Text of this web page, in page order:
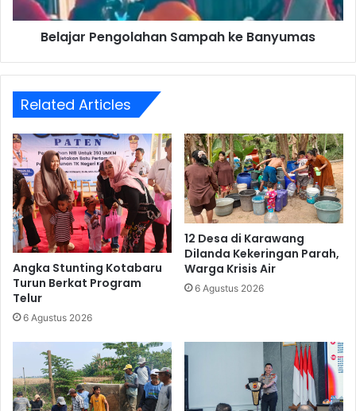
Belajar Pengolahan Sampah ke Banyumas
Related Articles
Angka Stunting Kotabaru
Turun Berkat Program
Telur
6 Agustus 2026
12 Desa di Karawang
Dilanda Kekeringan Parah,
Warga Krisis Air
6 Agustus 2026